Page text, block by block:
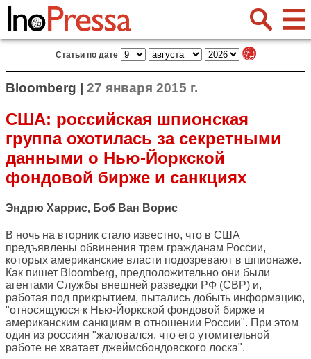
Статьи по дате
Bloomberg | 27 января 2015 г.
США: российская шпионская
группа охотилась за секретными
данными о Нью-Йоркской
фондовой бирже и санкциях
Эндрю Харрис, Боб Ван Ворис
В ночь на вторник стало известно, что в США
предъявлены обвинения трем гражданам России,
которых американские власти подозревают в шпионаже.
Как пишет Bloomberg, предположительно они были
агентами Службы внешней разведки РФ (СВР) и,
работая под прикрытием, пытались добыть информацию,
"относящуюся к Нью-Йоркской фондовой бирже и
американским санкциям в отношении России". При этом
один из россиян "жаловался, что его утомительной
работе не хватает джеймсбондовского лоска".